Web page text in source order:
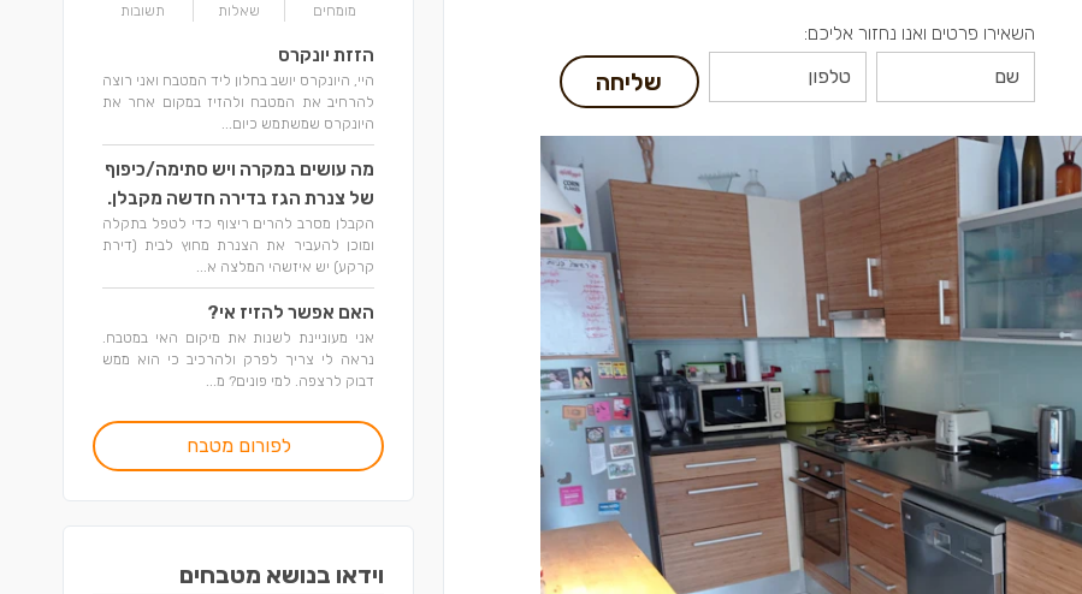
השאירו פרטים ואנו נחזור אליכם:
שליחה
מומחים שאלות תשובות
הזזת יונקרס
היי, היונקרס יושב בחלון ליד המטבח ואני רוצה
להרחיב את המטבח ולהזיז במקום אחר את
היונקרס שמשתמש כיום...
מה עושים במקרה ויש סתימה/כיפוף
של צנרת הגז בדירה חדשה מקבלן.
הקבלן מסרב להרים ריצוף כדי לטפל בתקלה
ומוכן להעביר את הצנרת מחוץ לבית (דירת
קרקע) יש איזשהי המלצה א...
האם אפשר להזיז אי?
אני מעוניינת לשנות את מיקום האי במטבח.
נראה לי צריך לפרק ולהרכיב כי הוא ממש
דבוק לרצפה. למי פונים? מ...
לפורום מטבח
וידאו בנושא מטבחים